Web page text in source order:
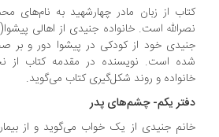
از زبان مادر چهارشهید به نام‌های محمد،
است. خانواده جنیدی از اهالی
خود از کودکی در پیشوا دور و بر صحن
است. نویسنده در مقدمه کتاب از نحوه
و روند شکل‌گیری کتاب می‌گوید.
یکم- چشم‌های پدر
جنیدی از یک خواب می‌گوید و از بیماری‌ای